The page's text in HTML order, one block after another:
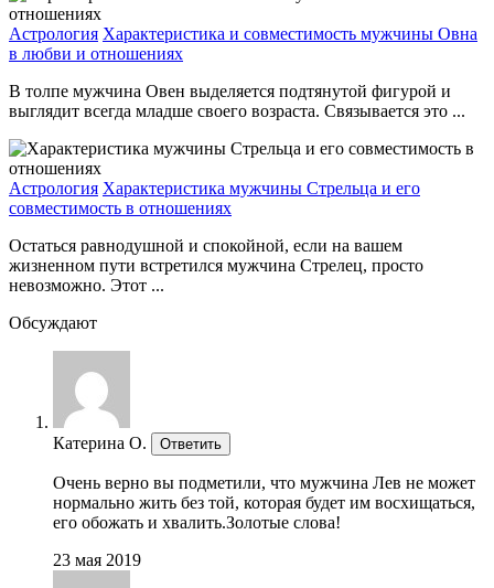
Астрология Характеристика и совместимость мужчины Овна
в любви и отношениях
В толпе мужчина Овен выделяется подтянутой фигурой и
выглядит всегда младше своего возраста. Связывается это ...
Астрология Характеристика мужчины Стрельца и его
совместимость в отношениях
Остаться равнодушной и спокойной, если на вашем
жизненном пути встретился мужчина Стрелец, просто
невозможно. Этот ...
Обсуждают
Катерина О. Ответить
Очень верно вы подметили, что мужчина Лев не может
нормально жить без той, которая будет им восхищаться,
его обожать и хвалить.Золотые слова!
23 мая 2019